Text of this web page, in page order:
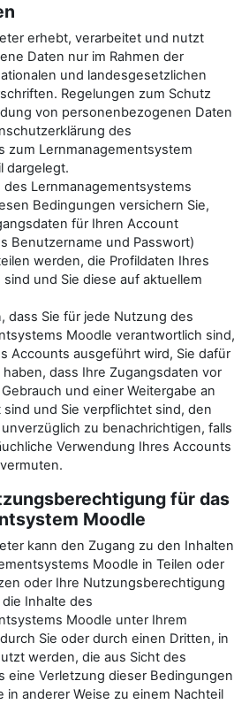
erhebt, verarbeitet und nutzt
Daten nur im Rahmen der
und landesgesetzlichen
Regelungen zum Schutz
von personenbezogenen Daten
des
zum Lernmanagementsystem
dargelegt.
Lernmanagementsystems
Bedingungen versichern Sie,
für Ihren Account
Benutzername und Passwort)
werden, die Profildaten Ihres
und Sie diese auf aktuellem
dass Sie für jede Nutzung des
Moodle verantwortlich sind,
Accounts ausgeführt wird, Sie dafür
dass Ihre Zugangsdaten vor
und einer Weitergabe an
und Sie verpflichtet sind, den
zu benachrichtigen, falls
Verwendung Ihres Accounts
für das
Moodle
kann den Zugang zu den Inhalten
Moodle in Teilen oder
oder Ihre Nutzungsberechtigung
Inhalte des
Moodle unter Ihrem
Sie oder durch einen Dritten, in
werden, die aus Sicht des
eine Verletzung dieser Bedingungen
in anderer Weise zu einem Nachteil